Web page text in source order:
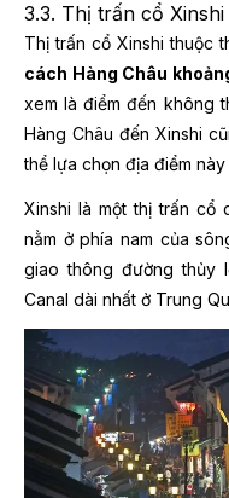
3.3. Thị trấn cổ Xinshi
Thị trấn cổ Xinshi thuộc
cách Hàng Châu
xem là điểm đến không
Hàng Châu đến Xinshi
thể lựa chọn địa điểm
Xinshi là một thị trấn
nằm ở phía nam của
giao thông đường thủy
Canal dài nhất ở Trung